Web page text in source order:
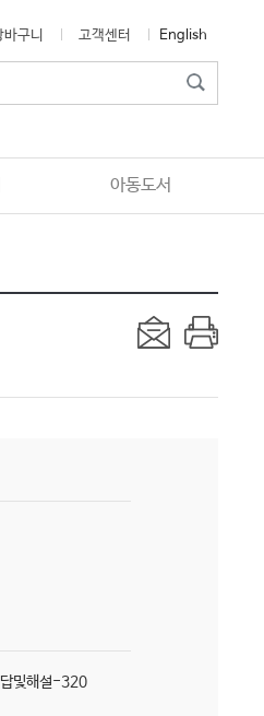
바구니 고객센터 English
아동도서
및해설-320